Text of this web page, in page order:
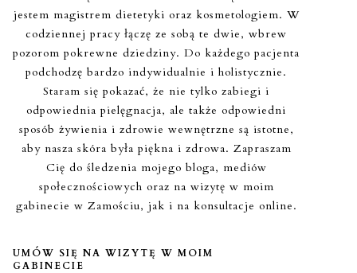
jestem magistrem dietetyki oraz kosmetologiem. W
codziennej pracy łączę ze sobą te dwie, wbrew
pozorom pokrewne dziedziny. Do każdego pacjenta
podchodzę bardzo indywidualnie i holistycznie.
Staram się pokazać, że nie tylko zabiegi i
odpowiednia pielęgnacja, ale także odpowiedni
sposób żywienia i zdrowie wewnętrzne są istotne,
aby nasza skóra była piękna i zdrowa. Zapraszam
Cię do śledzenia mojego bloga, mediów
społecznościowych oraz na wizytę w moim
gabinecie w Zamościu, jak i na konsultacje online.
UMÓW SIĘ NA WIZYTĘ W MOIM
GABINECIE